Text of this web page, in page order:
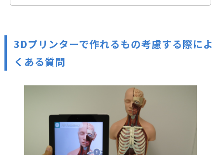
3Dプリンターで作れるもの考慮する際によ
くある質問